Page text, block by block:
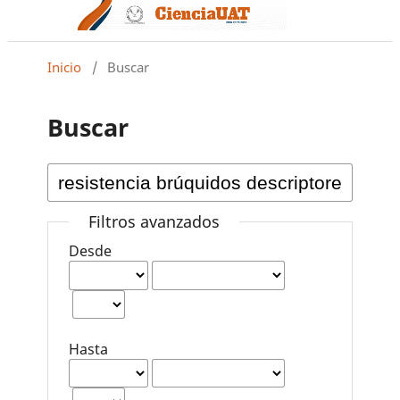
Inicio / Buscar
Buscar
Filtros avanzados
Desde
Hasta